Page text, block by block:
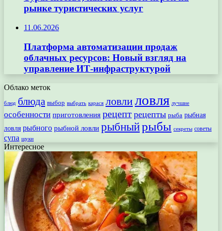
рынке туристических услуг
11.06.2026
Платформа автоматизации продаж
облачных ресурсов: Новый взгляд на
управление ИТ-инфраструктурой
Облако меток
блюд блюда выбор выбрать карася ловлиловля лучшие
особенности приготовления рецепт рецепты рыба рыбная
ловля рыбного рыбной ловли рыбныйрыбы секреты советы
супа щуки
Интересное